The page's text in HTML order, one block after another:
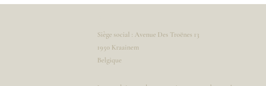
Siège social : Avenue Des Troënes 13
1950 Kraainem
Belgique